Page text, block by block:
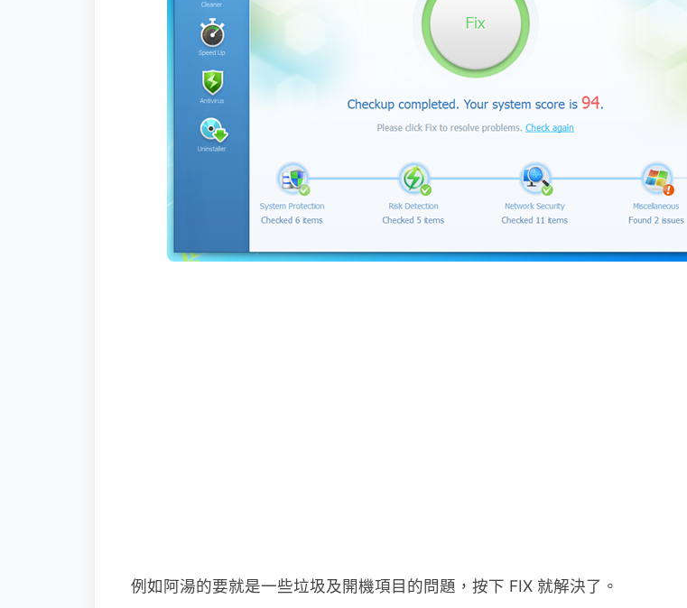
例如阿湯的要就是一些垃圾及開機項目的問題，按下 FIX 就解決了。